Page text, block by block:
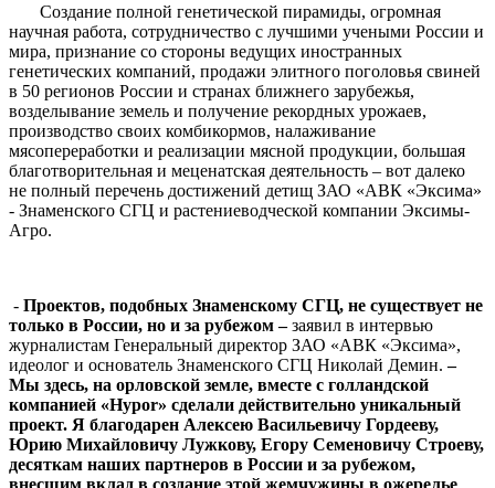
Создание полной генетической пирамиды, огромная
научная работа, сотрудничество с лучшими учеными России и
мира, признание со стороны ведущих иностранных
генетических компаний, продажи элитного поголовья свиней
в 50 регионов России и странах ближнего зарубежья,
возделывание земель и получение рекордных урожаев,
производство своих комбикормов, налаживание
мясопереработки и реализации мясной продукции, большая
благотворительная и меценатская деятельность – вот далеко
не полный перечень достижений детищ ЗАО «АВК «Эксима»
- Знаменского СГЦ и растениеводческой компании Эксимы-
Агро.
- Проектов, подобных Знаменскому СГЦ, не существует не
только в России, но и за рубежом –заявил в интервью
журналистам Генеральный директор ЗАО «АВК «Эксима»,
идеолог и основатель Знаменского СГЦ Николай Демин. –
Мы здесь, на орловской земле, вместе с голландской
компанией «Hypor» сделали действительно уникальный
проект. Я благодарен Алексею Васильевичу Гордееву,
Юрию Михайловичу Лужкову, Егору Семеновичу Строеву,
десяткам наших партнеров в России и за рубежом,
внесшим вклад в создание этой жемчужины в ожерелье